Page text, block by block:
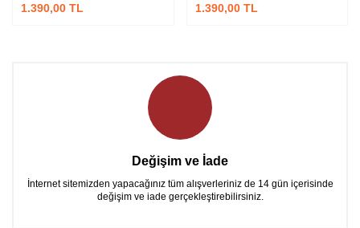
1.390,00 TL 1.390,00 TL
Değişim ve İade
İnternet sitemizden yapacağınız tüm alışverleriniz de 14 gün içerisinde
değişim ve iade gerçekleştirebilirsiniz.